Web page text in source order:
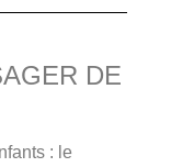
DE
: le